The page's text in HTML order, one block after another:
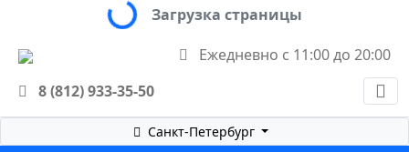
Loading...
Загрузка страницы
Ежедневно с 11:00 до 20:00
8 (812) 933-35-50
Санкт-Петербург